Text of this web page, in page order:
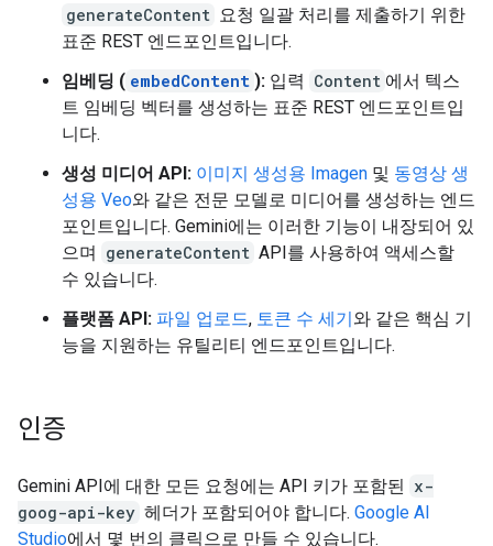
generateContent 요청 일괄 처리를 제출하기 위한
표준 REST 엔드포인트입니다.
임베딩 ( embedContent ): 입력 Content 에서 텍스
트 임베딩 벡터를 생성하는 표준 REST 엔드포인트입
니다.
생성 미디어 API: 이미지 생성용 Imagen 및 동영상 생
성용 Veo와 같은 전문 모델로 미디어를 생성하는 엔드
포인트입니다. Gemini에는 이러한 기능이 내장되어 있
으며 generateContent API를 사용하여 액세스할
수 있습니다.
플랫폼 API: 파일 업로드, 토큰 수 세기와 같은 핵심 기
능을 지원하는 유틸리티 엔드포인트입니다.
인증
Gemini API에 대한 모든 요청에는 API 키가 포함된 x-
goog-api-key 헤더가 포함되어야 합니다. Google AI
Studio에서 몇 번의 클릭으로 만들 수 있습니다.